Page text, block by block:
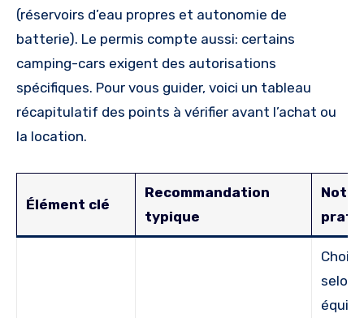
(réservoirs d’eau propres et autonomie de
batterie). Le permis compte aussi: certains
camping-cars exigent des autorisations
spécifiques. Pour vous guider, voici un tableau
récapitulatif des points à vérifier avant l’achat ou
la location.
Élément clé
Recommandation
typique
Notes
selon